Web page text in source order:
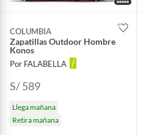
COLUMBIA
Zapatillas Outdoor Hombre
Konos
Por FALABELLA
S/ 589
Llega mañana
Retira mañana